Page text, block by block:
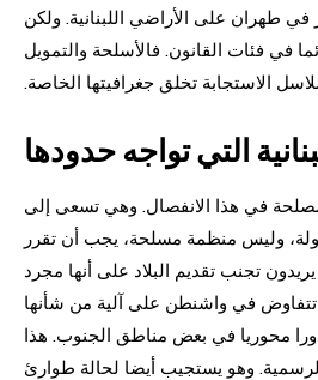
طهران على الأراضي اللبنانية. ولكن
في فئات القانون. فالأسلحة والتمويل
الاستجابة تخلق جغرافيتها الخاصة.
التي تواجه حدودها
مصلحة في هذا الانفصال. وهي تسعى إلى
وليس منظمة مسلحة، يجب أن تقرر
تجنب تقديم البلاد على أنها مجرد
تتفاوض في واشنطن على آلية من شأنها
محوريا في بعض مناطق الجنوب. هذا
وهو يستجيب أيضا لحالة طوارئ